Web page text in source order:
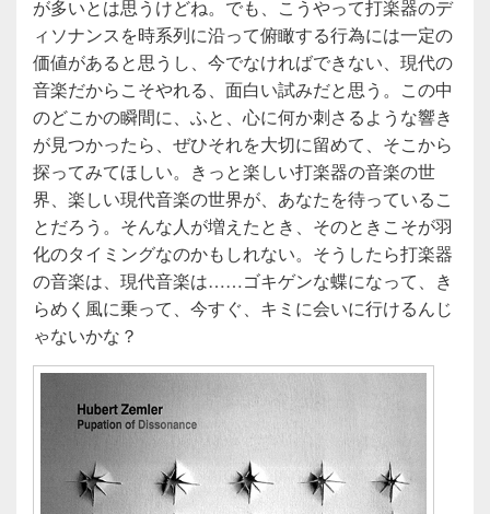
が多いとは思うけどね。でも、こうやって打楽器のデ
ィソナンスを時系列に沿って俯瞰する行為には一定の
価値があると思うし、今でなければできない、現代の
音楽だからこそやれる、面白い試みだと思う。この中
のどこかの瞬間に、ふと、心に何か刺さるような響き
が見つかったら、ぜひそれを大切に留めて、そこから
探ってみてほしい。きっと楽しい打楽器の音楽の世
界、楽しい現代音楽の世界が、あなたを待っているこ
とだろう。そんな人が増えたとき、そのときこそが羽
化のタイミングなのかもしれない。そうしたら打楽器
の音楽は、現代音楽は……ゴキゲンな蝶になって、き
らめく風に乗って、今すぐ、キミに会いに行けるんじ
ゃないかな？